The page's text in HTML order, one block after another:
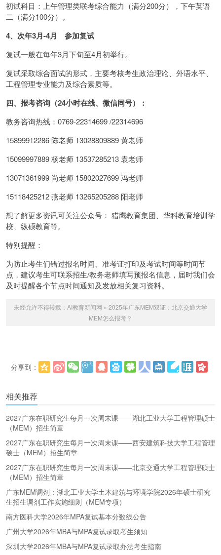
初试科目：上午管理类联考综合能力（满分200分），下午英语
二（满分100分）。
4、次年3月-4月 参加复试
复试一般在每年3月下旬至4月初举行。
复试采取综合面试的形式，主要考核考生政治理论、外语水平、
工程管理专业能力及综合素质等。
四、报考咨询（24小时在线、微信同号）：
教务咨询热线：0769-22314699 /22314696
15899912286 陈老师 13028809889 黄老师
15099997889 杨老师 13537285213 袁老师
13071361999 尚老师 15802027699 冯老师
15118425212 燕老师 13265205288 阳老师
想了解更多资讯可关注公众号： 猎鹰教育集团、华科教育培训学
校、纵硕教育等。
特别提醒：
为防止考生们错过报名时间、准考证打印及考试时间等时间节
点，建议考生可联系招生/教务老师填写预报名信息，届时我们会
及时提醒各个节点时间通知及发放相关复习资料。
未经允许不得转载： AI教育新闻网 » 2025年广东MEM双证：北京交通大学
MEM怎么报考？
分享到：
相关推荐
2027广东在职研究生每月一次周末课——湖北工业大学工程管理硕士
（MEM）招生简章
2027广东在职研究生每月一次周末课——西安建筑科技大学工程管理
硕士（MEM）招生简章
2027广东在职研究生每月一次周末课——北京交通大学工程管理硕士
（MEM）招生简章
广东MEM调剂：湖北工业大学土木建筑与环境学院2026年硕士研究
生招生调剂工作实施细则（MEM专项）
南方医科大学2026年MPA复试基本分数线公告
广州大学2026年MBA与MPA复试录取考生须知
深圳大学2026年MBA与MPA复试录取办法考生指南